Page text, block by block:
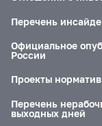
Перечень
Официальное
России
Проекты
Перечень
выходных дней